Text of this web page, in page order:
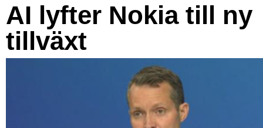
AI lyfter Nokia till ny
tillväxt